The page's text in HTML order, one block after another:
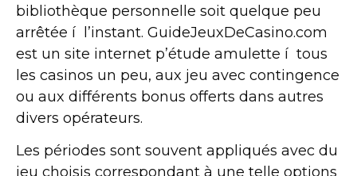
bibliothèque personnelle soit quelque peu
arrêtée í l’instant. GuideJeuxDeCasino.com
est un site internet p’étude amulette í tous
les casinos un peu, aux jeu avec contingence
ou aux différents bonus offerts dans autres
divers opérateurs.
Les périodes sont souvent appliqués avec du
jeu choisis correspondant à une telle options